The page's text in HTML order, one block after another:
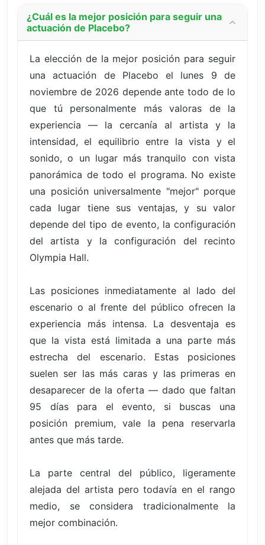
¿Cuál es la mejor posición para seguir una
actuación de Placebo?
La elección de la mejor posición para seguir
una actuación de Placebo el lunes 9 de
noviembre de 2026 depende ante todo de lo
que tú personalmente más valoras de la
experiencia — la cercanía al artista y la
intensidad, el equilibrio entre la vista y el
sonido, o un lugar más tranquilo con vista
panorámica de todo el programa. No existe
una posición universalmente "mejor" porque
cada lugar tiene sus ventajas, y su valor
depende del tipo de evento, la configuración
del artista y la configuración del recinto
Olympia Hall.
Las posiciones inmediatamente al lado del
escenario o al frente del público ofrecen la
experiencia más intensa. La desventaja es
que la vista está limitada a una parte más
estrecha del escenario. Estas posiciones
suelen ser las más caras y las primeras en
desaparecer de la oferta — dado que faltan
95 días para el evento, si buscas una
posición premium, vale la pena reservarla
antes que más tarde.
La parte central del público, ligeramente
alejada del artista pero todavía en el rango
medio, se considera tradicionalmente la
mejor combinación.